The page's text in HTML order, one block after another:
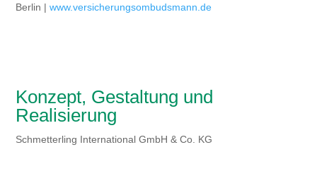
Berlin |www.versicherungsombudsmann.de
Konzept, Gestaltung und
Realisierung
Schmetterling International GmbH & Co. KG